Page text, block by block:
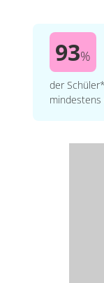
93%
der
mindestens